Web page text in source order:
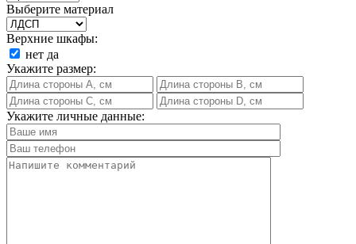
Выберите материал
Верхние шкафы:
нет да
Укажите размер:
Укажите личные данные: